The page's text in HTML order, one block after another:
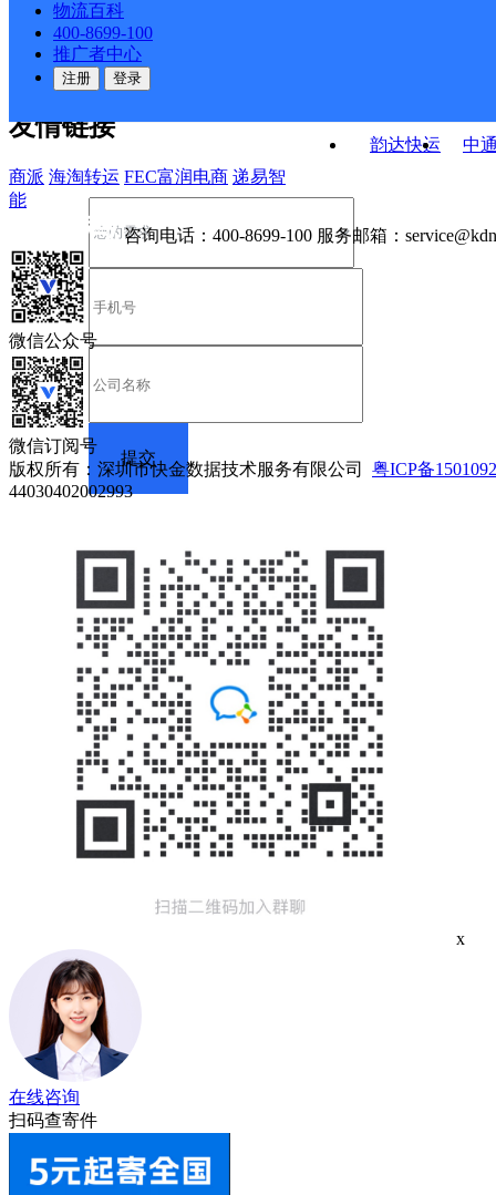
物流百科
400-8699-100
推广者中心
注册 登录
韵达快运
中
公司介绍 企业动态
合作伙伴 快递鸟接口服务协议
户隐私政策
友情链接
商派 海淘转运 FEC富润电商 递易智
能
咨询电话： 400-8699-100 服务邮箱：
微信公众号
微信订阅号
版权所有：深圳市快金数据技术服务有限公司 粤ICP备
44030402002993
x
在线咨询
扫码查寄件